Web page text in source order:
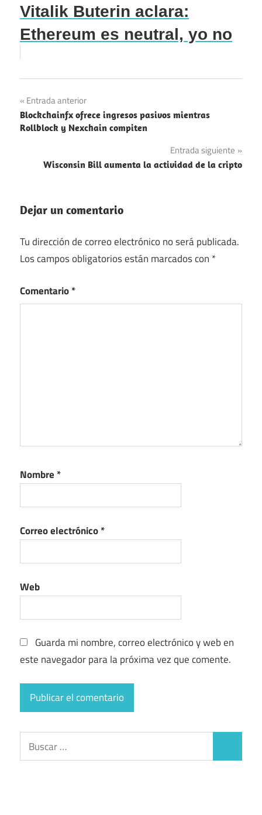
Vitalik Buterin aclara:
Ethereum es neutral, yo no
Navegación
de
Entrada anterior
Blockchainfx ofrece ingresos pasivos mientras
Rollblock y Nexchain compiten
Entrada siguiente
Wisconsin Bill aumenta la actividad de la cripto
Dejar un comentario
Tu dirección de correo electrónico no será publicada.
Los campos obligatorios están marcados con *
Comentario*
Nombre *
Correo electrónico*
Web
Guarda mi nombre, correo electrónico y web en
este navegador para la próxima vez que comente.
Buscar: